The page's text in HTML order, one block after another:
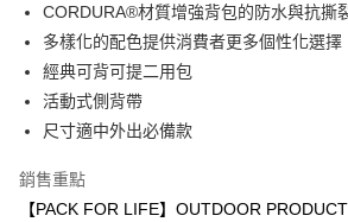
4.訂單成立30分鐘內，如未前往確認交易或遇審核
消。如遇「轉專審核」未通過狀況，表示未達大哥
法說明評估內容。
【繳款方式說明】
1.分期款項不併入電信帳單，「大哥付你分期」於
2.透過簡訊連結打開帳單後，可選擇「超商條碼／
【注意事項】
１．簡單：不需註冊會員、不需綁卡、不需儲值。
２．便利：只要手機號碼，簡訊認證，即可結帳。
３．安心：先確認商品／服務後，再付款。
【「AFTEE先享後付」結帳流程】
１．於結帳方式選擇「AFTEE先享後付」後，將跳
２．訂單成立數日內，您將收到繳費通知簡訊。
３．收到繳費通知簡訊後14天內，點擊此簡訊中的
ATM／網路銀行／等多元方式進行付款，方視為交
運送方式
全家取貨付款
每筆NT$80，滿NT$1,000(含以上)免運費
每筆NT$80，滿NT$1,000(含以上)免運費
CORDURA®材質增強背包的防水與抗撕
多樣化的配色提供消費者更多個性化選擇
經典可背可提二用包
活動式側背帶
尺寸適中外出必備款
銷售重點
【PACK FOR LIFE】OUTDOOR